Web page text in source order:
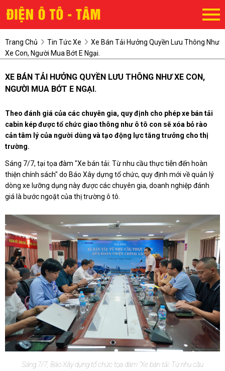
Trang Chủ Tin Tức Xe
Xe Bán Tải Hưởng Quyền Lưu Thông Như
Xe Con, Người Mua Bớt E Ngại.
XE BÁN TẢI HƯỞNG QUYỀN LƯU THÔNG NHƯ XE CON,
NGƯỜI MUA BỚT E NGẠI.
Theo đánh giá của các chuyên gia, quy định cho phép xe bán tải
cabin kép được tổ chức giao thông như ô tô con sẽ xóa bỏ rào
cản tâm lý của người dùng và tạo động lực tăng trưởng cho thị
trường.
Sáng 7/7, tại tọa đàm "Xe bán tải: Từ nhu cầu thực tiễn đến hoàn
thiện chính sách" do Báo Xây dựng tổ chức, quy định mới về quản lý
dòng xe lưỡng dụng này được các chuyên gia, doanh nghiệp đánh
giá là bước ngoặt của thị trường ô tô.
Sáng 7/7, Báo Xây dựng tổ chức tọa đàm "Xe bán tải: Từ nhu cầu